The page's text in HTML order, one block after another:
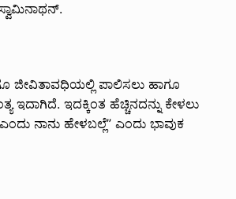
ಜೀವಿತಾವಧಿಯಲ್ಲಿ ಪಾಲಿಸಲು ಹಾಗೂ
ಇದಕ್ಕಿಂತ ಹೆಚ್ಚಿನದನ್ನು ಕೇಳಲು
ನಾನು ಹೇಳಬಲ್ಲೆ” ಎಂದು ಭಾವುಕ